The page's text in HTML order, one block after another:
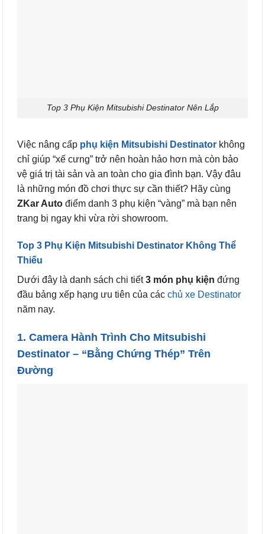
Top 3 Phụ Kiện Mitsubishi Destinator Nên Lắp
Việc nâng cấp phụ kiện Mitsubishi Destinator không
chỉ giúp “xế cưng” trở nên hoàn hảo hơn mà còn bảo
vệ giá trị tài sản và an toàn cho gia đình bạn. Vậy đâu
là những món đồ chơi thực sự cần thiết? Hãy cùng
ZKar Auto điểm danh 3 phụ kiện “vàng” mà bạn nên
trang bị ngay khi vừa rời showroom.
Top 3 Phụ Kiện Mitsubishi Destinator Không Thể
Thiếu
Dưới đây là danh sách chi tiết3 món phụ kiện đứng
đầu bảng xếp hạng ưu tiên của các chủ xe Destinator
năm nay.
1. Camera Hành Trình Cho Mitsubishi
Destinator – “Bằng Chứng Thép” Trên
Đường